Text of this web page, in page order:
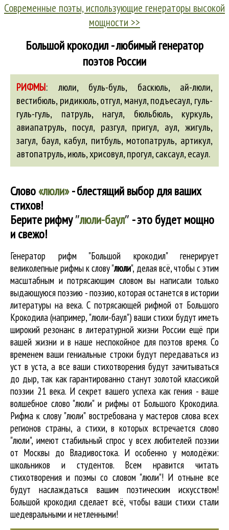
Современные поэты, использующие генераторы высокой
мощности >>
Большой крокодил - любимый генератор
поэтов России
РИФМЫ: люли, буль-буль, баскюль, ай-люли,
вестибюль, ридикюль, отгул, манул, подъесаул,гуль-
гуль-гуль, патруль, нагул, бюльбюль, куркуль,
авиапатруль, посул, разгул, пригул, аул,жигуль,
загул, баул, кабул, питбуль, мотопатруль, артикул,
автопатруль,июль, хрисовул, прогул, саксаул,есаул.
Слово«люли»- блестящий выбор для ваших
стихов!
Берите рифму″люли-баул″ - это будет мощно
и свежо!
Генератор рифм "Большой крокодил" генерирует
великолепныерифмы к слову "люли", делая всё, чтобы с этим
масштабным и потрясающим словом вы написали только
выдающуюся поэзию - поэзию, которая останется в истории
литературы на века. С потрясающей рифмой от Большого
Крокодила (например, "люли-баул") ваши стихи будут иметь
широкий резонанс в литературной жизни России ещё при
вашей жизни и в наше неспокойное для поэтов время. Со
временем ваши гениальные строки будут передаваться из
уст в уста, а все ваши стихотворения будут зачитываться
до дыр, так как гарантированно станут золотой классикой
поэзии 21 века. И секрет вашего успеха как гения - ваше
волшебное слово "люли" и рифмы от Большого Крокодила.
Рифма к слову "люли" востребована у мастеров слова всех
регионов страны, а стихи, в которых встречается слово
"люли", имеют стабильный спрос у всех любителей поэзии
от Москвы до Владивостока. И особенно у молодёжи:
школьников и студентов. Всем нравится читать
стихотворения и поэмы со словом "люли"! И отныне все
будут наслаждаться вашим поэтическим искусством!
Большой крокодил cделает всё, чтобы ваши стихи стали
шедевральными и нетленными!